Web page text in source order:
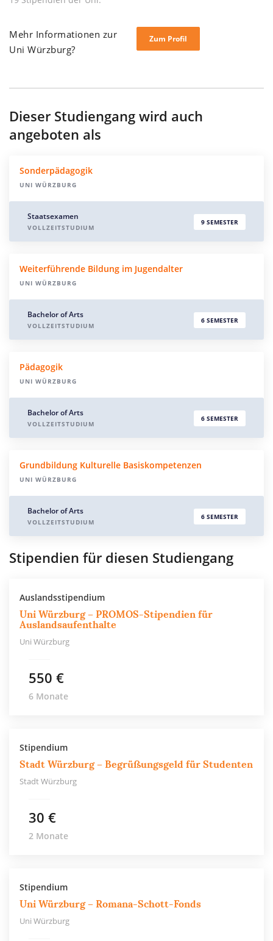
Mehr Informationen zur
Uni Würzburg?
Zum Profil
Dieser Studiengang wird auch
angeboten als
Sonderpädagogik
UNI WÜRZBURG
Staatsexamen
VOLLZEITSTUDIUM
9 SEMESTER
Weiterführende Bildung im Jugendalter
UNI WÜRZBURG
Bachelor of Arts
VOLLZEITSTUDIUM
6 SEMESTER
Pädagogik
UNI WÜRZBURG
Bachelor of Arts
VOLLZEITSTUDIUM
6 SEMESTER
Grundbildung Kulturelle Basiskompetenzen
UNI WÜRZBURG
Bachelor of Arts
VOLLZEITSTUDIUM
6 SEMESTER
Stipendien für diesen Studiengang
Auslandsstipendium
Uni Würzburg – PROMOS-Stipendien für
Auslandsaufenthalte
Uni Würzburg
550 €
6 Monate
Stipendium
Stadt Würzburg – Begrüßungsgeld für Studenten
Stadt Würzburg
30 €
2 Monate
Stipendium
Uni Würzburg – Romana-Schott-Fonds
Uni Würzburg